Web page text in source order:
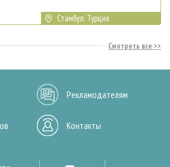
Стамбул, Турция
Смотреть все
Рекламодателям
Контакты